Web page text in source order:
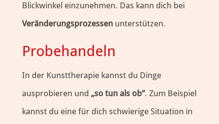
Blickwinkel einzunehmen. Das kann dich bei
Veränderungsprozessen unterstützen.
Probehandeln
In der Kunsttherapie kannst du Dinge
ausprobieren und „so tun als ob“. Zum Beispiel
kannst du eine für dich schwierige Situation in